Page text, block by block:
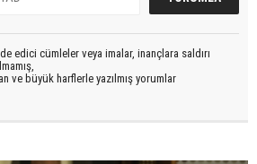
edici cümleler veya imalar, inançlara saldırı
ve büyük harflerle yazılmış yorumlar